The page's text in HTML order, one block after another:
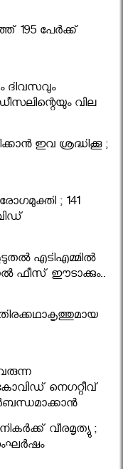
195 പേര്‍ക്ക്
ദിവസവും
വില
ഇവ ശ്രദ്ധിക്കൂ ;
; 141
എടിഎമ്മിൽ
ഫീസ് ഈടാക്കും..
നെഗറ്റീവ്
വീരമൃത്യു ;